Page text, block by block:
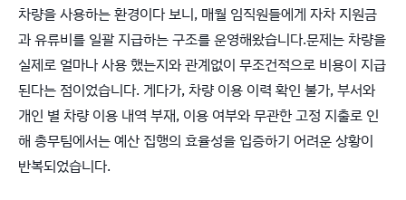
차량을 사용하는 환경이다 보니, 매월 임직원들에게 자차 지원금
과 유류비를 일괄 지급하는 구조를 운영해왔습니다.문제는 차량을
실제로 얼마나 사용 했는지와 관계없이 무조건적으로 비용이 지급
된다는 점이었습니다. 게다가, 차량 이용 이력 확인 불가, 부서와
개인 별 차량 이용 내역 부재, 이용 여부와 무관한 고정 지출로 인
해 총무팀에서는 예산 집행의 효율성을 입증하기 어려운 상황이
반복되었습니다.